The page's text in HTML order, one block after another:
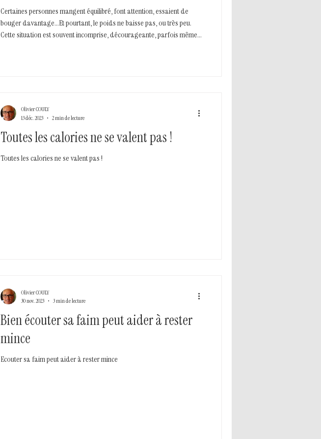
Certaines personnes mangent équilibré, font attention, essaient de
bouger davantage…Et pourtant, le poids ne baisse pas, ou très peu.
Cette situation est souvent incomprise, décourageante, parfois même
Toutes les calories ne se valent pas !
Toutes les calories ne se valent pas !
Olivier COULY
13 déc. 2023
2 min de lecture
Bien écouter sa faim peut aider à rester
mince
Ecouter sa faim peut aider à rester mince
Olivier COULY
30 nov. 2023
3 min de lecture